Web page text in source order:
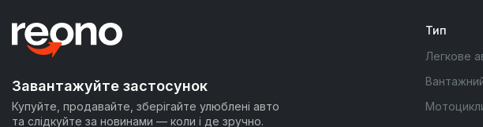
Завантажуйте застосунок
Купуйте, продавайте, зберігайте улюблені авто
та слідкуйте за новинами — коли і де зручно.
Тип
Легкове